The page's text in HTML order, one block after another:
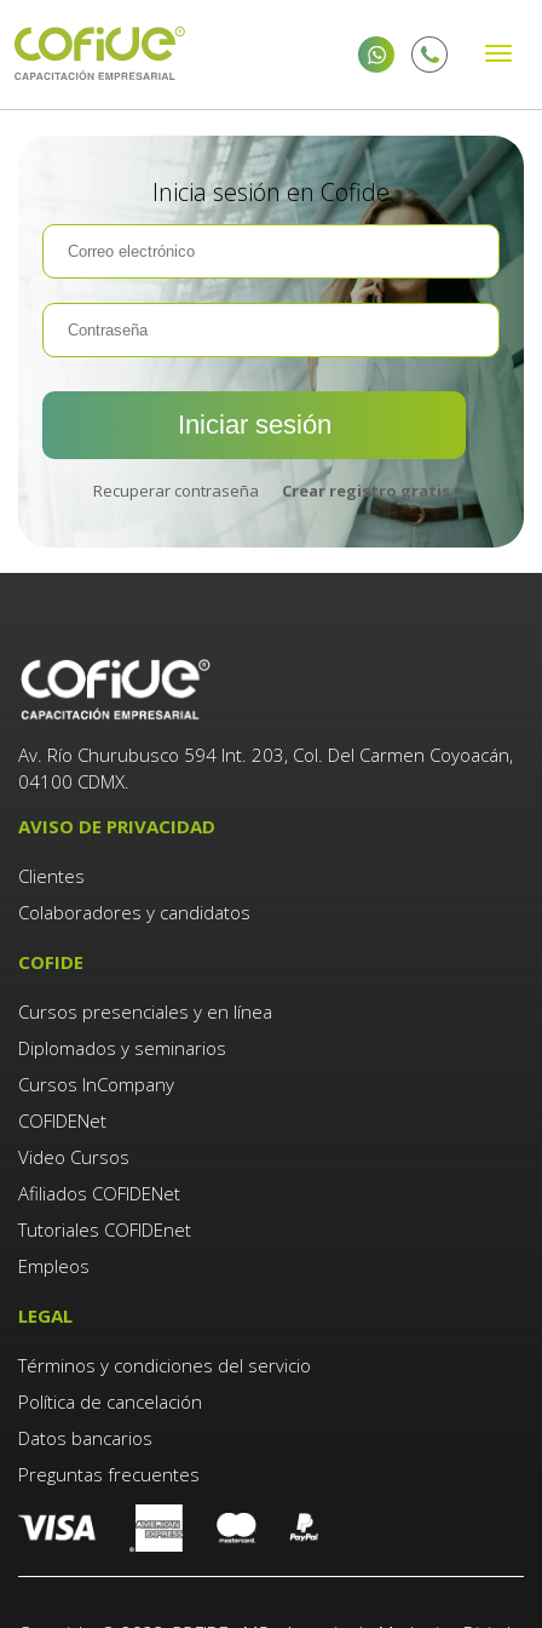
Inicia sesión en Cofide
Recuperar contraseña Crear registro gratis
Av. Río Churubusco 594 Int. 203, Col. Del Carmen Coyoacán,
04100 CDMX.
AVISO DE PRIVACIDAD
Clientes
Colaboradores y candidatos
COFIDE
Cursos presenciales y en línea
Diplomados y seminarios
Cursos InCompany
COFIDENet
Video Cursos
Afiliados COFIDENet
Tutoriales COFIDEnet
Empleos
LEGAL
Términos y condiciones del servicio
Política de cancelación
Datos bancarios
Preguntas frecuentes